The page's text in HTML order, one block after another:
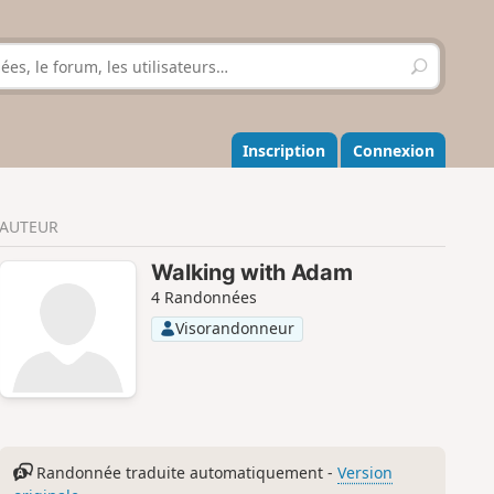
R
e
h
e
r
r
Inscription Connexion
AUTEUR
Walking with Adam
4 Randonnées
Visorandonneur
Randonnée traduite automatiquement -Version